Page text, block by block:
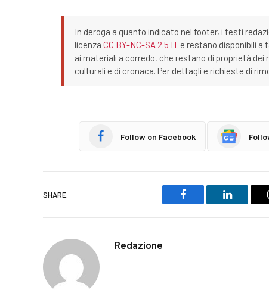
In deroga a quanto indicato nel footer, i testi
licenza CC BY-NC-SA 2.5 IT e restano disponibili a
ai materiali a corredo, che restano di proprietà
culturali e di cronaca. Per dettagli e richieste di
Follow on Facebook
SHARE.
Facebook LinkedIn
Redazione